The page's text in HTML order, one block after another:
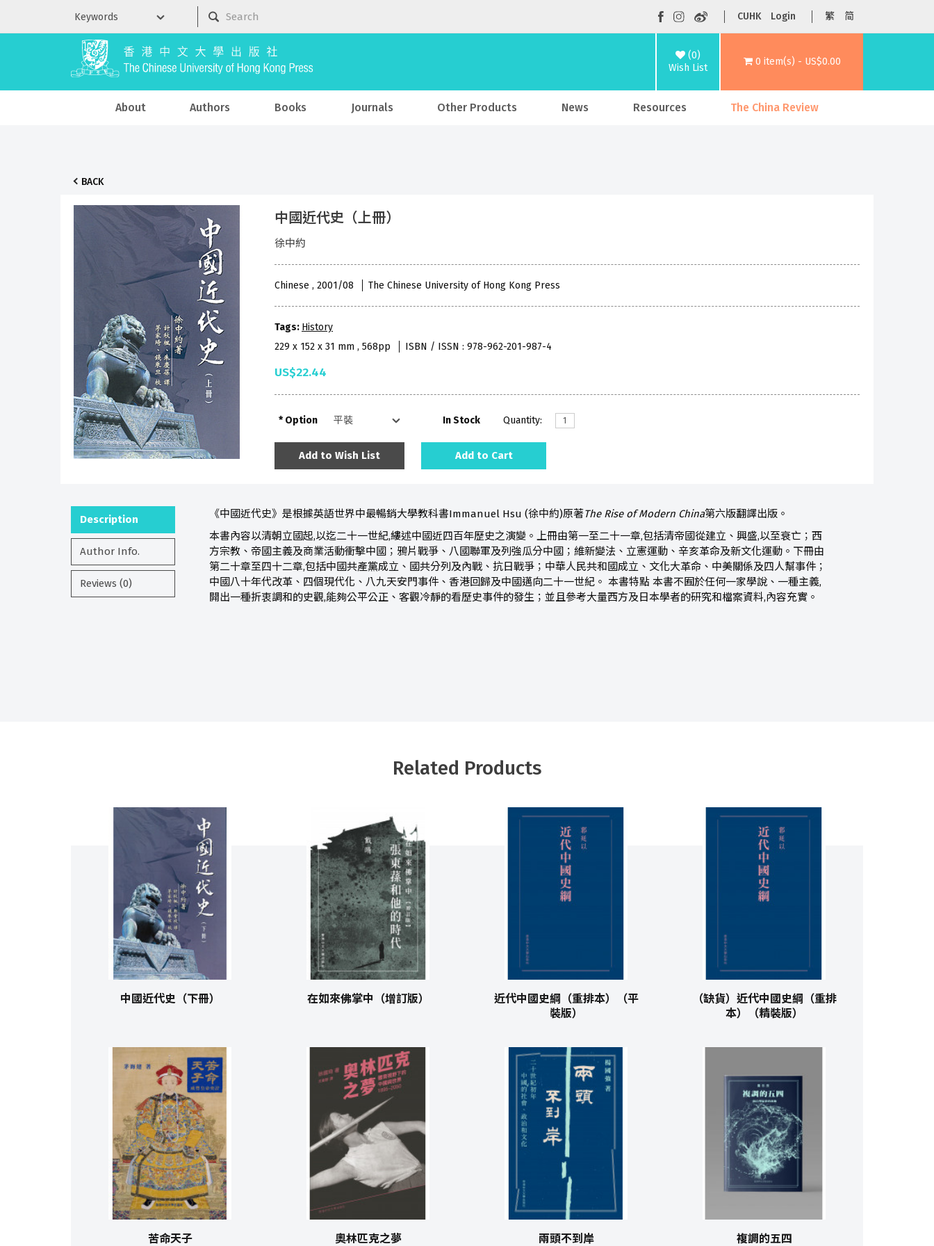
CUHK Login 繁 简
(0)
Wish List
0 item(s) - US$0.00
About Authors Books Journals Other Products News Resources The China Review
BACK
中國近代史（上冊）
徐中約
Chinese , 2001/08 The Chinese University of Hong Kong Press
Tags: History
229 x 152 x 31 mm , 568pp
ISBN / ISSN : 978-962-201-987-4
US$22.44
Option In Stock Quantity:
Add to Wish List Add to Cart
Description
Author Info.
Reviews (0)
《中國近代史》是根據英語世界中最暢銷大學教科書Immanuel Hsu (徐中約)原著The Rise of Modern China第六版翻譯出版。
本書內容以清朝立國起,以迄二十一世紀,縷述中國近四百年歷史之演變。上冊由第一至二十一章,包括清帝國從建立、興盛,以至衰亡；西
方宗教、帝國主義及商業活動衝擊中國；鴉片戰爭、八國聯軍及列強瓜分中國；維新變法、立憲運動、辛亥革命及新文化運動。下冊由
第二十章至四十二章,包括中國共產黨成立、國共分列及內戰、抗日戰爭；中華人民共和國成立、文化大革命、中美關係及四人幫事件；
中國八十年代改革、四個現代化、八九天安門事件、香港回歸及中國邁向二十一世紀。 本書特點 本書不囿於任何一家學說、一種主義,
開出一種折衷調和的史觀,能夠公平公正、客觀冷靜的看歷史事件的發生；並且參考大量西方及日本學者的研究和檔案資料,內容充實。
Related Products
中國近代史（下冊） 在如來佛掌中（增訂版）
近代中國史綱（重排本）（平
裝版）
（缺貨）近代中國史綱（重排
本）（精裝版）
苦命天子 奧林匹克之夢 兩頭不到岸 複調的五四